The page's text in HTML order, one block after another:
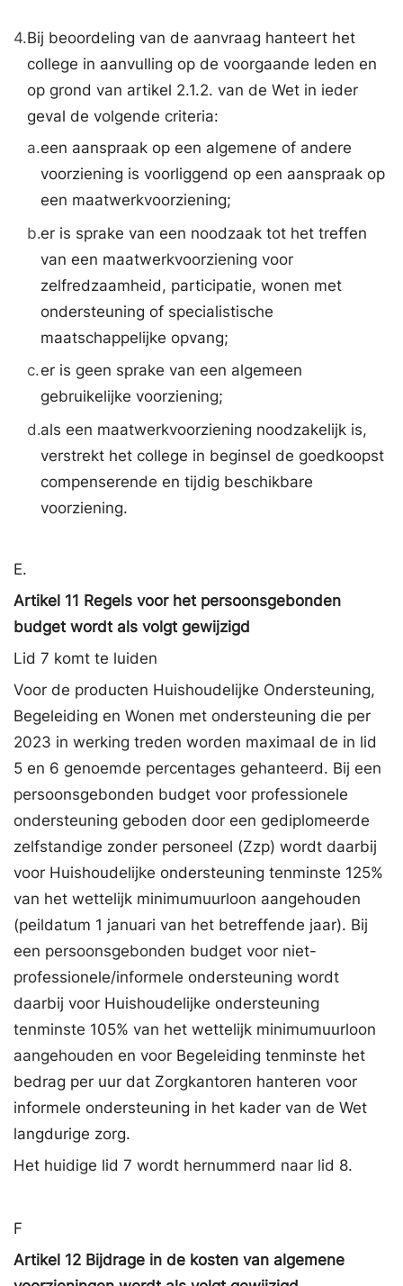
4.Bij beoordeling van de aanvraag hanteert het
college in aanvulling op de voorgaande leden en
op grond van artikel 2.1.2. van de Wet in ieder
geval de volgende criteria:
a.een aanspraak op een algemene of andere
voorziening is voorliggend op een aanspraak op
een maatwerkvoorziening;
b.er is sprake van een noodzaak tot het treffen
van een maatwerkvoorziening voor
zelfredzaamheid, participatie, wonen met
ondersteuning of specialistische
maatschappelijke opvang;
c.er is geen sprake van een algemeen
gebruikelijke voorziening;
d.als een maatwerkvoorziening noodzakelijk is,
verstrekt het college in beginsel de goedkoopst
compenserende en tijdig beschikbare
voorziening.
E.
Artikel 11 Regels voor het persoonsgebonden
budget wordt als volgt gewijzigd
Lid 7 komt te luiden
Voor de producten Huishoudelijke Ondersteuning,
Begeleiding en Wonen met ondersteuning die per
2023 in werking treden worden maximaal de in lid
5 en 6 genoemde percentages gehanteerd. Bij een
persoonsgebonden budget voor professionele
ondersteuning geboden door een gediplomeerde
zelfstandige zonder personeel (Zzp) wordt daarbij
voor Huishoudelijke ondersteuning tenminste 125%
van het wettelijk minimumuurloon aangehouden
(peildatum 1 januari van het betreffende jaar). Bij
een persoonsgebonden budget voor niet-
professionele/informele ondersteuning wordt
daarbij voor Huishoudelijke ondersteuning
tenminste 105% van het wettelijk minimumuurloon
aangehouden en voor Begeleiding tenminste het
bedrag per uur dat Zorgkantoren hanteren voor
informele ondersteuning in het kader van de Wet
langdurige zorg.
Het huidige lid 7 wordt hernummerd naar lid 8.
F
Artikel 12 Bijdrage in de kosten van algemene